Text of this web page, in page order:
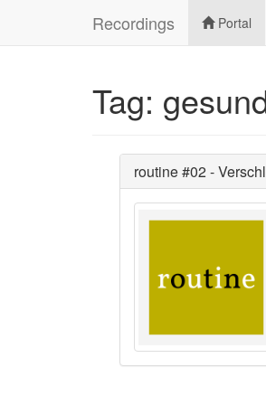
Recordings Portal
Tag:
routine #02 -